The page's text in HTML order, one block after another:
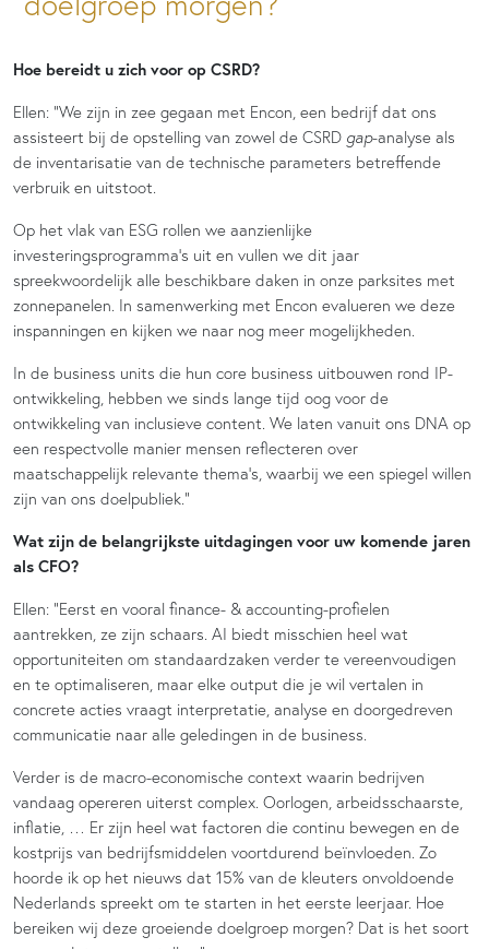
Hoe bereidt u zich voor op CSRD?
Ellen: “We zijn in zee gegaan met Encon, een bedrijf dat ons
assisteert bij de opstelling van zowel de CSRD gap-analyse als
de inventarisatie van de technische parameters betreffende
verbruik en uitstoot.
Op het vlak van ESG rollen we aanzienlijke
investeringsprogramma’s uit en vullen we dit jaar
spreekwoordelijk alle beschikbare daken in onze parksites met
zonnepanelen. In samenwerking met Encon evalueren we deze
inspanningen en kijken we naar nog meer mogelijkheden.
In de business units die hun core business uitbouwen rond IP-
ontwikkeling, hebben we sinds lange tijd oog voor de
ontwikkeling van inclusieve content. We laten vanuit ons DNA op
een respectvolle manier mensen reflecteren over
maatschappelijk relevante thema’s, waarbij we een spiegel willen
zijn van ons doelpubliek.”
Wat zijn de belangrijkste uitdagingen voor uw komende jaren
als CFO?
Ellen: “Eerst en vooral finance- & accounting-profielen
aantrekken, ze zijn schaars. AI biedt misschien heel wat
opportuniteiten om standaardzaken verder te vereenvoudigen
en te optimaliseren, maar elke output die je wil vertalen in
concrete acties vraagt interpretatie, analyse en doorgedreven
communicatie naar alle geledingen in de business.
Verder is de macro-economische context waarin bedrijven
vandaag opereren uiterst complex. Oorlogen, arbeidsschaarste,
inflatie, … Er zijn heel wat factoren die continu bewegen en de
kostprijs van bedrijfsmiddelen voortdurend beïnvloeden. Zo
hoorde ik op het nieuws dat 15% van de kleuters onvoldoende
Nederlands spreekt om te starten in het eerste leerjaar. Hoe
bereiken wij deze groeiende doelgroep morgen? Dat is het soort